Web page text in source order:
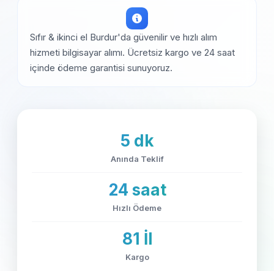
Sıfır & ikinci el Burdur'da güvenilir ve hızlı alım
hizmeti bilgisayar alımı. Ücretsiz kargo ve 24 saat
içinde ödeme garantisi sunuyoruz.
5 dk
Anında Teklif
24 saat
Hızlı Ödeme
81 İl
Kargo